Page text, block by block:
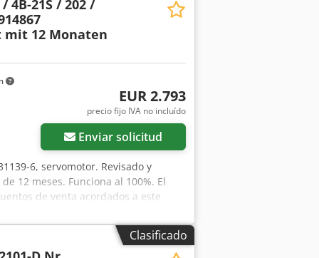
4B-21S / 202 /
12 Monaten
EUR 2.793
precio fijo IVA no incluído
Enviar solicitud
6, servomotor. Revisado y
12 meses. Funciona al 100%. El
de venta acordados a este
de embalaje y envío por
Clasificado